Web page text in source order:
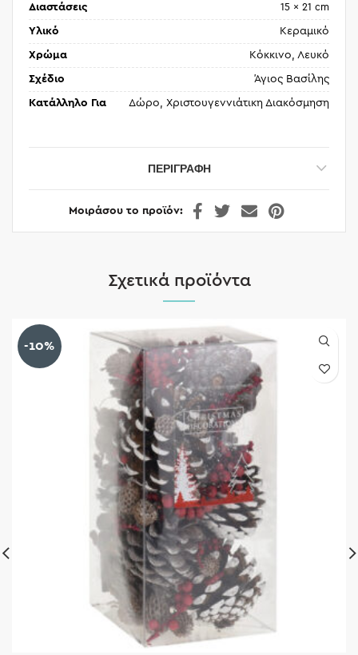
Διαστάσεις 15 × 21 cm
Υλικό Κεραμικό
Χρώμα Κόκκινο, Λευκό
Σχέδιο Άγιος Βασίλης
Κατάλληλο Για Δώρο, Χριστουγεννιάτικη Διακόσμηση
ΠΕΡΙΓΡΑΦΉ
Μοιράσου το προϊόν
Σχετικά προϊόντα
-10%